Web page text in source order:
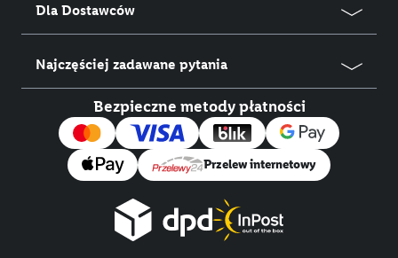
Dla Dostawców
Najczęściej zadawane pytania
Bezpieczne metody płatności
Przelew internetowy